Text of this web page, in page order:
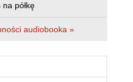
półkę
audiobooka »